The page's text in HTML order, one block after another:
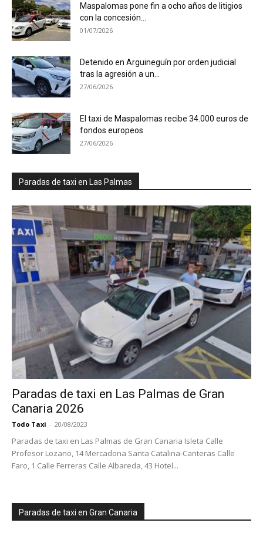
Maspalomas pone fin a ocho años de litigios
con la concesión...
01/07/2026
Detenido en Arguineguín por orden judicial
tras la agresión a un...
27/06/2026
El taxi de Maspalomas recibe 34.000 euros de
fondos europeos
27/06/2026
Paradas de taxi en Las Palmas
Paradas de taxi en Las Palmas de Gran
Canaria 2026
Todo Taxi - 20/08/2023
Paradas de taxi en Las Palmas de Gran Canaria Isleta Calle
Profesor Lozano, 14 Mercadona Santa Catalina-Canteras Calle
Faro, 1 Calle Ferreras Calle Albareda, 43 Hotel...
Paradas de taxi en Gran Canaria